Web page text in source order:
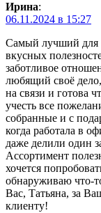
Ирина:
06.11.2024 в 15:27
Самый лучший для
вкусных
заботливое
любящий своё
на связи и готова
учесть все
собранные и с
когда работала в
даже делили один
Ассортимент
хочется
обнаруживаю что-
Вас, Татьяна, за
клиенту!